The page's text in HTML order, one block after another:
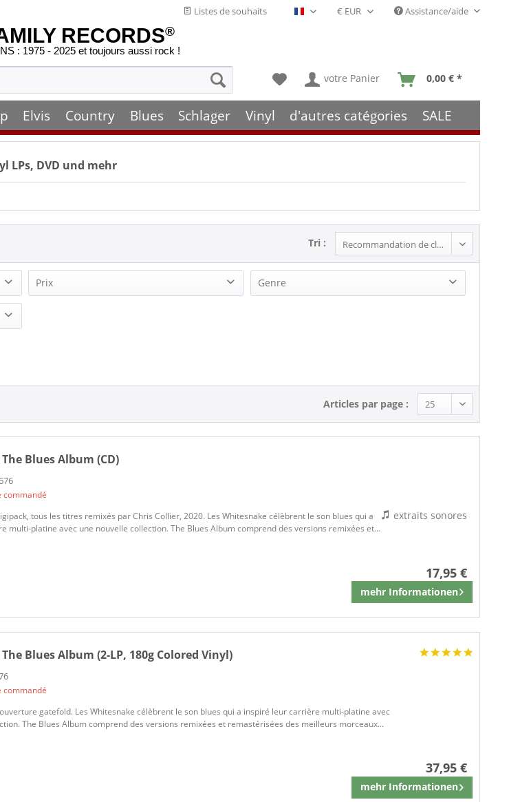
Listes de souhaits Français- FR Assistance/aide
RECORDS®
: 1975 - 2025 et toujours aussi rock !
votre Panier 0,00 € *
Elvis Country Blues Schlager Vinyl d'autres catégories SALE
LPs, DVD und mehr
Tri :
Prix Genre
Articles par page :
The Blues Album (CD)
commandé
tous les titres remixés par Chris Collier, 2020. Les Whitesnake célèbrent le son blues qui a
multi-platine avec une nouvelle collection. The Blues Album comprend des versions remixées et...
17,95 €
mehr Informationen
Mémoriser
extraits sonores
The Blues Album (2-LP, 180g Colored Vinyl)
commandé
gatefold. Les Whitesnake célèbrent le son blues qui a inspiré leur carrière multi-platine avec
The Blues Album comprend des versions remixées et remastérisées des meilleurs morceaux...
37,95 €
mehr Informationen
Mémoriser